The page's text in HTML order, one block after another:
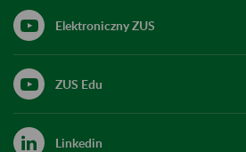
Elektroniczny ZUS
ZUS Edu
Linkedin